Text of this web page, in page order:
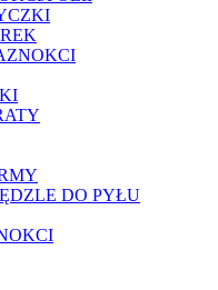
DO PYŁU